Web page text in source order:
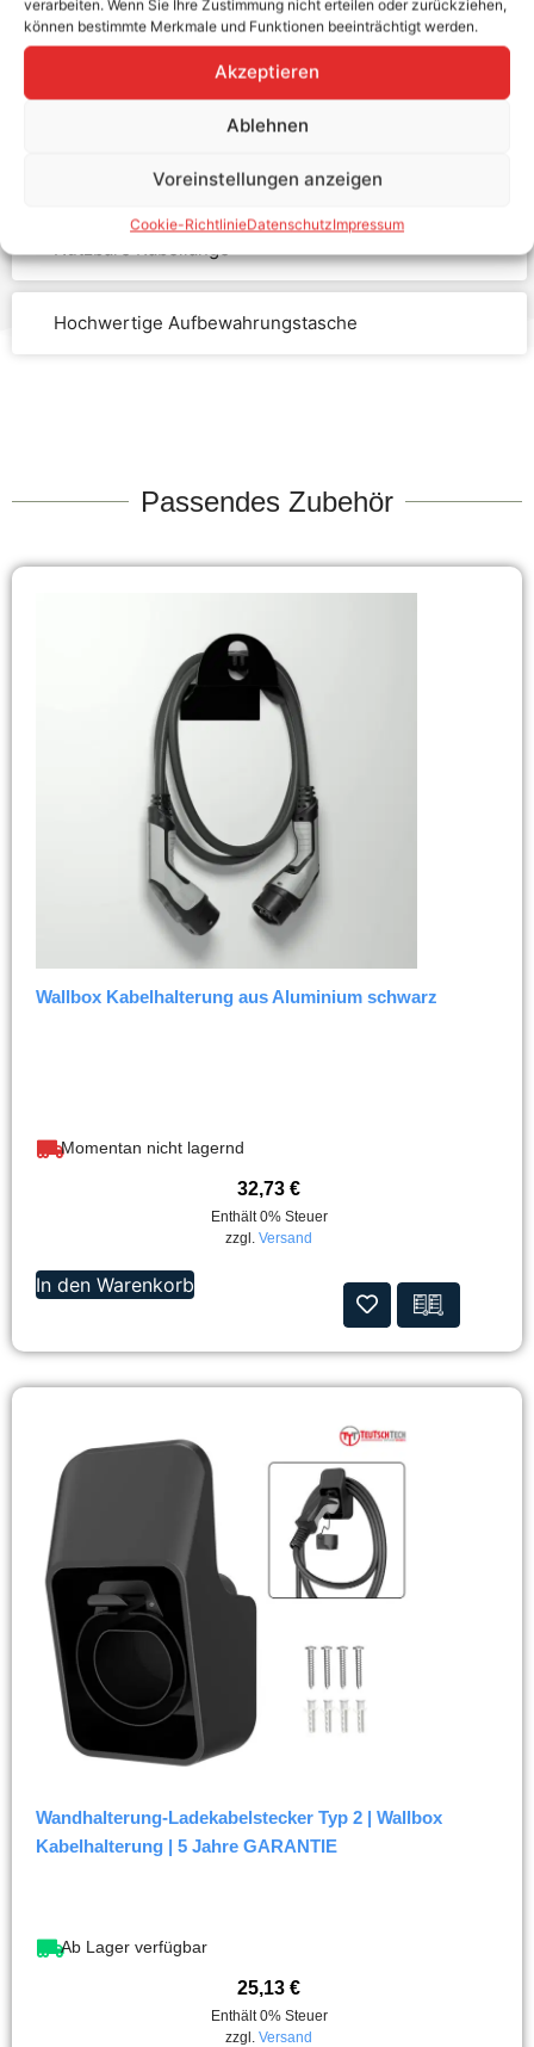
verarbeiten. Wenn Sie Ihre Zustimmung nicht erteilen oder zurückziehen,
können bestimmte Merkmale und Funktionen beeinträchtigt werden.
Akzeptieren
Ablehnen
Voreinstellungen anzeigen
Cookie-RichtlinieDatenschutzImpressum
Integrierte Schutzkappen
kW und 22 kW.
Hochwertige Aufbewahrungstasche
Passendes Zubehör
Wallbox Kabelhalterung aus Aluminium schwarz
Momentan nicht lagernd
32,73 €
Enthält 0% Steuer
zzgl. Versand
In den Warenkorb
Wandhalterung-Ladekabelstecker Typ 2 | Wallbox
Kabelhalterung | 5 Jahre GARANTIE
Ab Lager verfügbar
25,13 €
Enthält 0% Steuer
zzgl. Versand